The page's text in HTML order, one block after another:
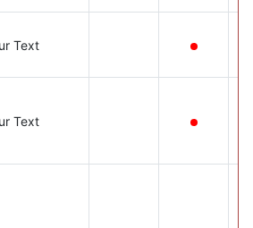
Text
Text